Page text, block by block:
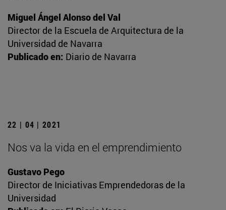
Miguel Ángel Alonso del Val
Director de la Escuela de Arquitectura de la
Universidad de Navarra
Publicado en: Diario de Navarra
22 | 04 | 2021
Nos va la vida en el emprendimiento
Gustavo Pego
Director de Iniciativas Emprendedoras de la
Universidad